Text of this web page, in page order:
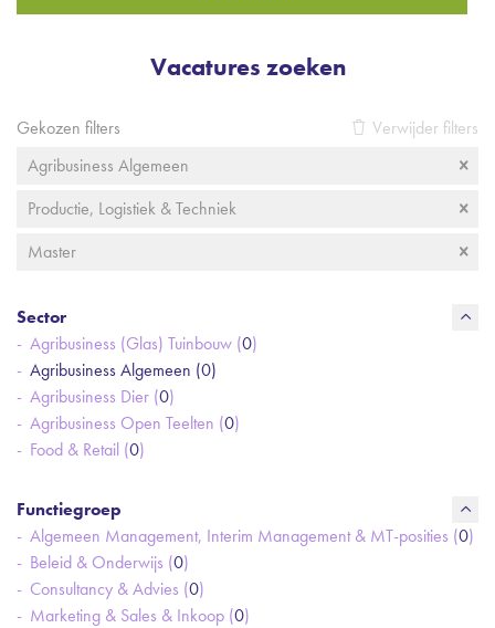
Vacatures zoeken
Gekozen filters
Verwijder filters
Agribusiness Algemeen
Productie, Logistiek & Techniek
Master
Sector
Agribusiness (Glas) Tuinbouw (0)
Agribusiness Algemeen (0)
Agribusiness Dier (0)
Agribusiness Open Teelten (0)
Food & Retail (0)
Functiegroep
Algemeen Management, Interim Management & MT-posities (0)
Beleid & Onderwijs (0)
Consultancy & Advies (0)
Marketing & Sales & Inkoop (0)